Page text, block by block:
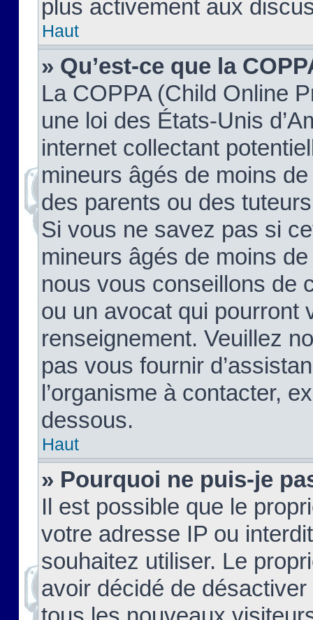
plus activement aux
Haut
» Qu’est-ce que la
La COPPA (Child Online
une loi des États-Unis
internet collectant
mineurs âgés de moins
des parents ou des
Si vous ne savez pas si
mineurs âgés de moins
nous vous conseillons de
ou un avocat qui pourront
renseignement. Veuillez
pas vous fournir
l’organisme à contacter,
dessous.
Haut
» Pourquoi ne puis-je
Il est possible que le
votre adresse IP ou
souhaitez utiliser. Le
avoir décidé de